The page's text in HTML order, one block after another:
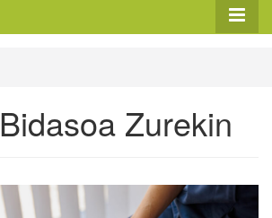
Bidasoa Zurekin